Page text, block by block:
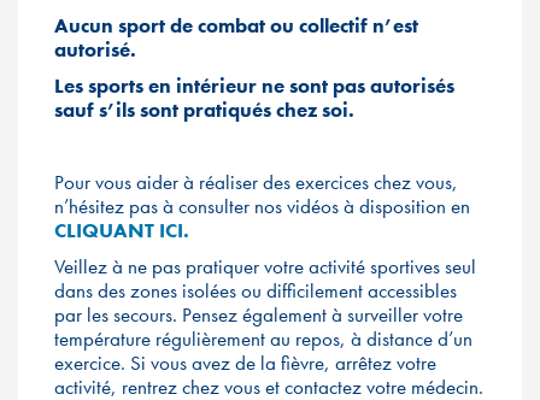
Aucun sport de combat ou collectif n’est
autorisé.
Les sports en intérieur ne sont pas autorisés
sauf s’ils sont pratiqués chez soi.
Pour vous aider à réaliser des exercices chez vous,
n’hésitez pas à consulter nos vidéos à disposition en
CLIQUANT ICI.
Veillez à ne pas pratiquer votre activité sportives seul
dans des zones isolées ou difficilement accessibles
par les secours. Pensez également à surveiller votre
température régulièrement au repos, à distance d’un
exercice. Si vous avez de la fièvre, arrêtez votre
activité, rentrez chez vous et contactez votre médecin.